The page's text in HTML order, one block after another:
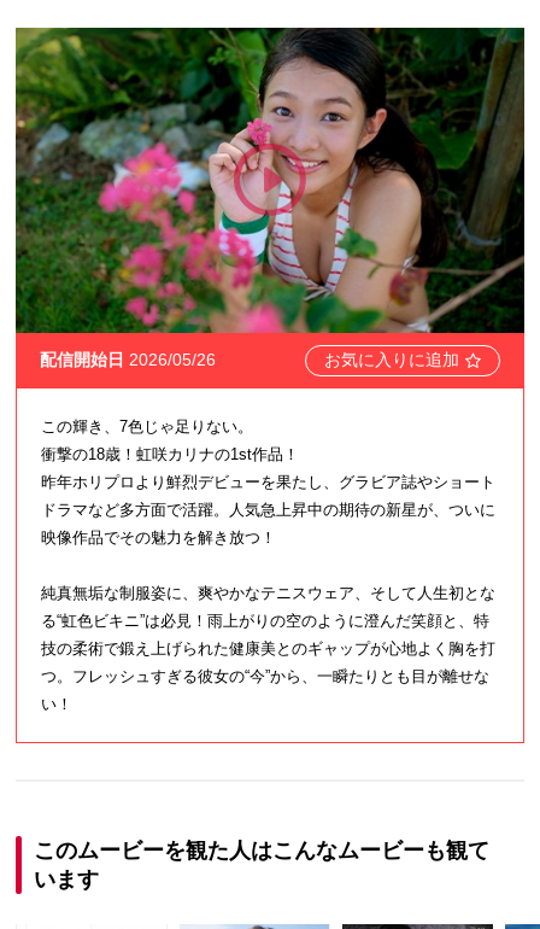
配信開始日 2026/05/26 お気に入りに追加
この輝き、7色じゃ足りない。
衝撃の18歳！虹咲カリナの1st作品！
昨年ホリプロより鮮烈デビューを果たし、グラビア誌やショート
ドラマなど多方面で活躍。人気急上昇中の期待の新星が、ついに
映像作品でその魅力を解き放つ！
純真無垢な制服姿に、爽やかなテニスウェア、そして人生初とな
る“虹色ビキニ”は必見！雨上がりの空のように澄んだ笑顔と、特
技の柔術で鍛え上げられた健康美とのギャップが心地よく胸を打
つ。フレッシュすぎる彼女の“今”から、一瞬たりとも目が離せな
い！
このムービーを観た人はこんなムービーも観て
います